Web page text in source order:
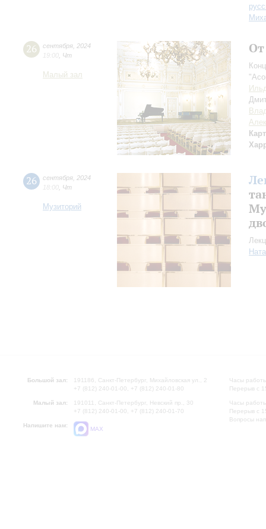
26 сентября 2024
19:00 Чт
Малый зал
26 сентября 2024
18:00 Чт
Музиторий
Большой зал:
191186, Санкт-Петербург, Михайловская ул., 2
+7 (812) 240-01-00, +7 (812) 240-01-80
Малый зал:
191011, Санкт-Петербург, Невский пр., 30
+7 (812) 240-01-00, +7 (812) 240-01-70
Напишите нам:
MAX
Часы
Перерыв с
Часы
Перерыв с
Вопросы